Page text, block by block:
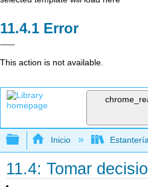
Error
This action is not available.
Expandir/contraer
Inicio Estantería
11.4: Tomar